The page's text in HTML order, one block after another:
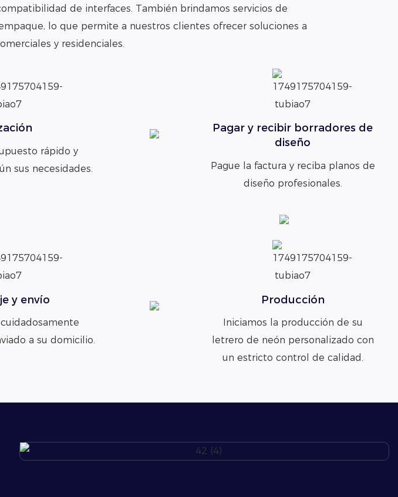
de interfaces. También brindamos servicios de
lo que permite a nuestros clientes ofrecer soluciones a
y residenciales.
rápido y
sus necesidades.
Pagar y recibir borradores de
diseño
Pague la factura y reciba planos de
diseño profesionales.
y envío
a su domicilio.
Producción
Iniciamos la producción de su
letrero de neón personalizado con
un estricto control de calidad.